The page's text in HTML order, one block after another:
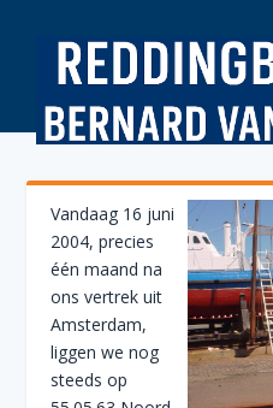
Vandaag 16 juni
2004, precies
één maand na
ons vertrek uit
Amsterdam,
liggen we nog
steeds op